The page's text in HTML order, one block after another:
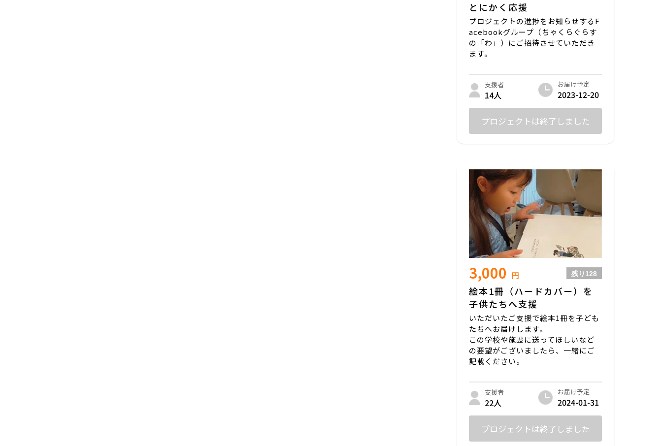
とにかく応援
プロジェクトの進捗をお知らせするF
acebookグループ（ちゃくらぐらす
の「わ」）にご招待させていただき
ます。
支援者
14人
お届け予定
2023-12-20
プロジェクトは終了しました
3,000 円 残り 128
絵本1冊（ハードカバー）を
子供たちへ支援
いただいたご支援で絵本1冊を子ども
たちへお届けします。
この学校や施設に送ってほしいなど
の要望がございましたら、一緒にご
記載ください。
支援者
22人
お届け予定
2024-01-31
プロジェクトは終了しました